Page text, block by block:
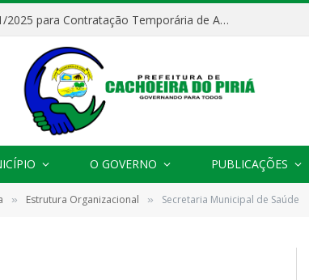
Processo Seletivo nº 001/2025 para Contratação Temporária de Agentes Comunitários de Saúde (ACS)
O GOVERNO PUBLICAÇÕES
» Estrutura Organizacional » Secretaria Municipal de Saúde